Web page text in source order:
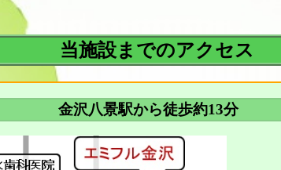
当施設までのアクセス
金沢八景駅から徒歩約13分